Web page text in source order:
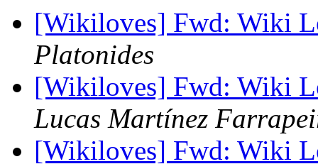
[Wikiloves] Fwd: Wiki
Platonides
[Wikiloves] Fwd: Wiki
Lucas Martínez
[Wikiloves] Fwd: Wiki